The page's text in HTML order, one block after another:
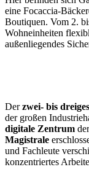
eine Focaccia-
Boutiquen. Vom 2.
Wohneinheiten
außenliegendes
Derzwei- bis
der großen
digitale Zentrum
Magistrale
und Fachleute
konzentriertes